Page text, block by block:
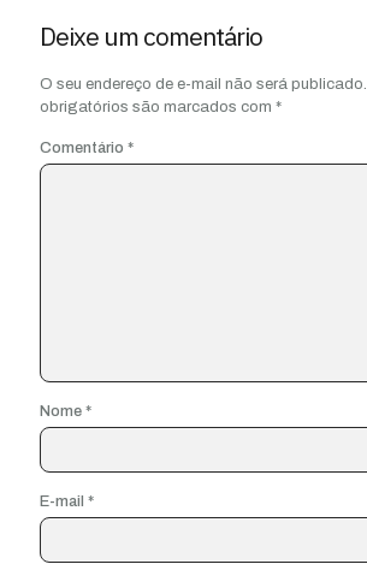
Deixe um comentário
O seu endereço de e-mail não será publicado.
obrigatórios são marcados com *
Comentário *
Nome *
E-mail *